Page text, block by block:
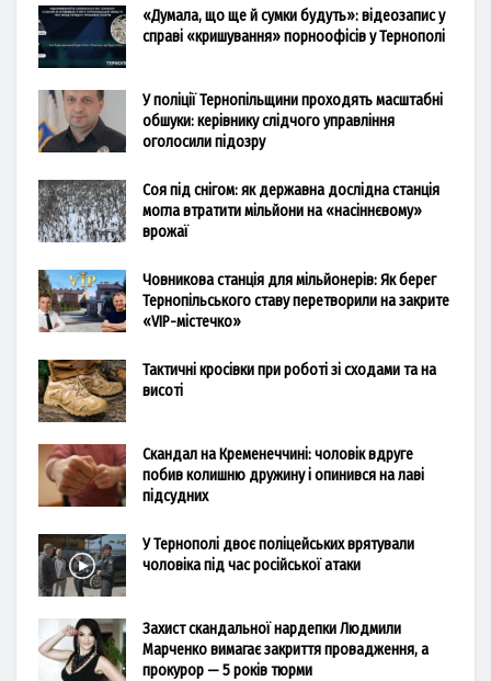
«Думала, що ще й сумки будуть»: відеозапис у
справі «кришування» порноофісів у Тернополі
У поліції Тернопільщини проходять масштабні
обшуки: керівнику слідчого управління
оголосили підозру
Соя під снігом: як державна дослідна станція
могла втратити мільйони на «насіннєвому»
врожаї
Човникова станція для мільйонерів: Як берег
Тернопільського ставу перетворили на закрите
«VIP-містечко»
Тактичні кросівки при роботі зі сходами та на
висоті
Скандал на Кременеччині: чоловік вдруге
побив колишню дружину і опинився на лаві
підсудних
У Тернополі двоє поліцейських врятували
чоловіка під час російської атаки
Захист скандальної нардепки Людмили
Марченко вимагає закриття провадження, а
прокурор — 5 років тюрми